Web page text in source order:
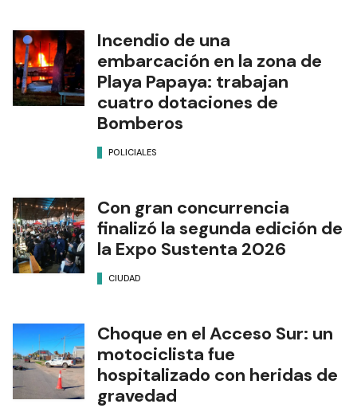
Incendio de una
embarcación en la zona de
Playa Papaya: trabajan
cuatro dotaciones de
Bomberos
POLICIALES
Con gran concurrencia
finalizó la segunda edición de
la Expo Sustenta 2026
CIUDAD
Choque en el Acceso Sur: un
motociclista fue
hospitalizado con heridas de
gravedad